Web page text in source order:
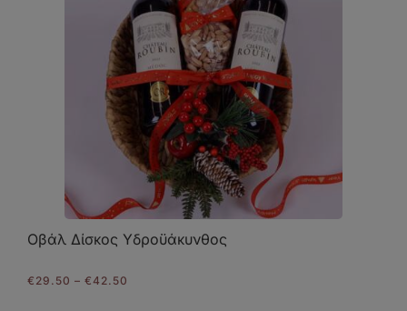
Οβάλ Δίσκος Υδροϋάκυνθος
€ 29.50 – €42.50